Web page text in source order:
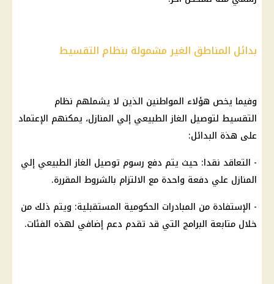
بدائل المناطق الغير مشمولة بنظام التقسيط
وفيما يخص هؤلاء المواطنين الذين لا يشملهم نظام
التقسيط لتوصيل الغاز الطبيعي إلي المنازل، يمكنهم الإعتماد
على هذة البدائل:
- التعاقد نقدا: حيث يتم دفع رسوم توصيل الغاز الطبيعي إلي
المنازل علي دفعة واحدة مع الالتزام بالشروط المقررة.
- الإستفادة من المبادرات الحكومية المستقبلية: ويتم ذلك من
خلال متابعة البرامج التي قد تقدم دعم إضافي لهذه الفئات.